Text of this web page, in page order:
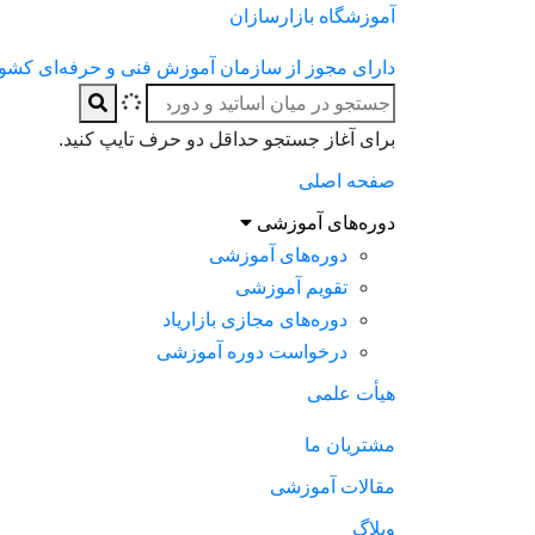
آموزشگاه بازارسازان
دارای مجوز از سازمان آموزش فنی و حرفه‌ای
برای آغاز جستجو حداقل دو حرف تایپ کنید.
صفحه اصلی
دوره‌های آموزشی
دوره‌های آموزشی
تقویم آموزشی
دوره‌های مجازی بازاریاد
درخواست دوره آموزشی
هیأت علمی
مشتریان ما
مقالات آموزشی
وبلاگ